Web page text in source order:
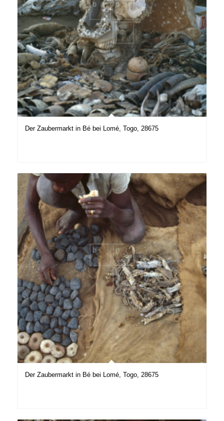
Der Zaubermarkt in Bé bei Lomé, Togo, 28675
Der Zaubermarkt in Bé bei Lomé, Togo, 28675